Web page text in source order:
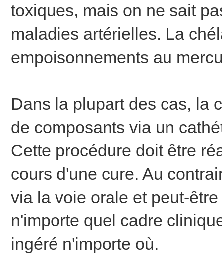
toxiques, mais on ne sait
maladies artérielles. La
empoisonnements au
Dans la plupart des cas, la
de composants via un
Cette procédure doit être
cours d'une cure. Au
via la voie orale et peut-
n'importe quel cadre
ingéré n'importe où.